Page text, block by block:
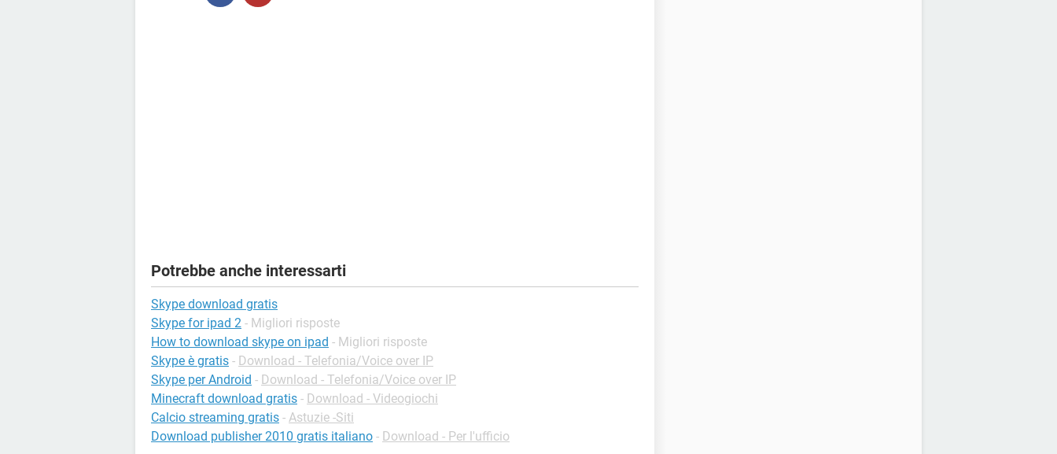
Potrebbe anche interessarti
Skype download gratis
Skype for ipad 2 - Migliori risposte
How to download skype on ipad - Migliori risposte
Skype è gratis - Download - Telefonia/Voice over IP
Skype per Android - Download - Telefonia/Voice over IP
Minecraft download gratis - Download - Videogiochi
Calcio streaming gratis - Astuzie -Siti
Download publisher 2010 gratis italiano - Download - Per l'ufficio